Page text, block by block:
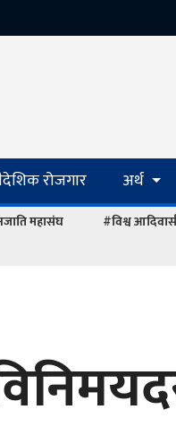
रोजगार अर्थ
महासंघ #विश्व